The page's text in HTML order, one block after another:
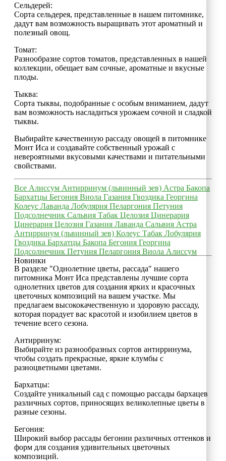
Сельдерей:
Сорта сельдерея, представленные в нашем питомнике,
дадут вам возможность выращивать этот ароматный и
полезный овощ.
Томат:
Разнообразие сортов томатов, представленных в нашей
коллекции, обещает вам сочные, ароматные и вкусные
плоды.
Тыква:
Сорта тыквы, подобранные с особым вниманием, дадут
вам возможность насладиться урожаем сочной и сладкой
тыквы.
Выбирайте качественную рассаду овощей в питомнике
Монт Иса и создавайте собственный урожай с
невероятными вкусовыми качествами и питательными
свойствами.
Все Алиссум Антирринум (львинный зев) Астра Бакопа
Бархатцы Бегония Виола Газания Гвоздика Георгина
Колеус Лаванда Лобулярия Пеларгония Петуния
Подсолнечник Сальвия Табак Целозия Цинерария
Цинерария Целозия Газания Лаванда Сальвия Астра
Антирринум (львинный зев) Колеус Табак Лобулярия
Гвоздика Бархатцы Бакопа Бегония Георгина
Подсолнечник Петуния Пеларгония Виола Алиссум
Новинки
В разделе "Однолетние цветы, рассада" нашего
питомника Монт Иса представлены лучшие сорта
однолетних цветов для создания ярких и красочных
цветочных композиций на вашем участке. Мы
предлагаем высококачественную и здоровую рассаду,
которая порадует вас красотой и изобилием цветов в
течение всего сезона.
Антирринум:
Выбирайте из разнообразных сортов антирринума,
чтобы создать прекрасные, яркие клумбы с
разноцветными цветами.
Бархатцы:
Создайте уникальный сад с помощью рассады бархацев
различных сортов, приносящих великолепные цветы в
разные сезоны.
Бегония:
Широкий выбор рассады бегонии различных оттенков и
форм для создания удивительных цветочных
композиций.